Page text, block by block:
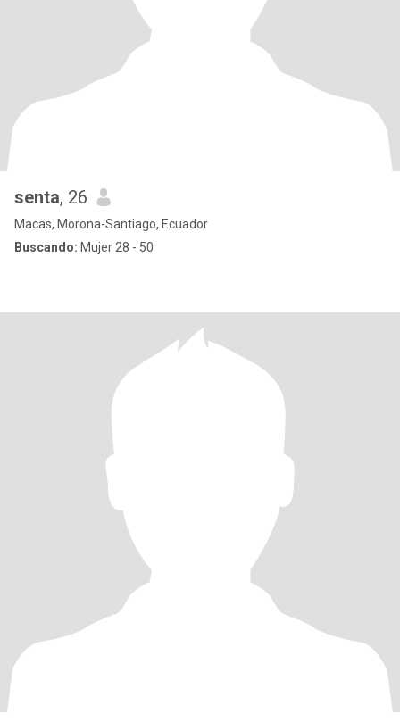
senta, 26
Macas, Morona-Santiago, Ecuador
Buscando: Mujer 28 - 50